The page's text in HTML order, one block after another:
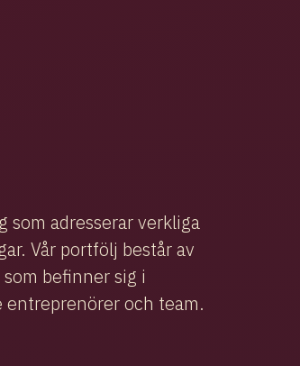
som adresserar verkliga
Vår portfölj består av
befinner sig i
entreprenörer och team.